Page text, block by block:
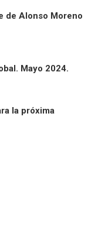
de Alonso Moreno
Mayo 2024.
la próxima